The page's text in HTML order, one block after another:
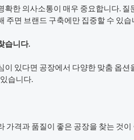
확한 의사소통이 매우 중요합니다.
주면 브랜드 구축에만 집중할 수 있습
습니다.
이 있다면 공장에서 다양한 맞춤 옵
습니다.
가격과 품질이 좋은 공장을 찾는 것